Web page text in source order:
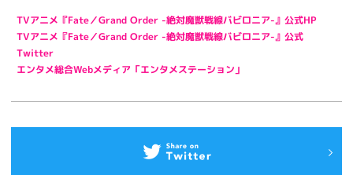
TVアニメ『Fate／Grand Order -絶対魔獣戦線バビロニア-』公式HP
TVアニメ『Fate／Grand Order -絶対魔獣戦線バビロニア-』公式
Twitter
エンタメ総合Webメディア「エンタメステーション」